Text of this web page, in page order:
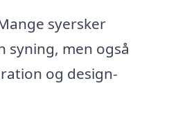
syersker
syning, men også
og design-